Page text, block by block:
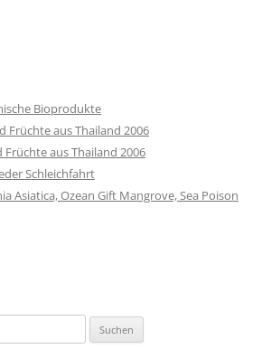
Bioprodukte
Früchte aus Thailand 2006
Früchte aus Thailand 2006
Schleichfahrt
Asiatica, Ozean Gift Mangrove, Sea Poison